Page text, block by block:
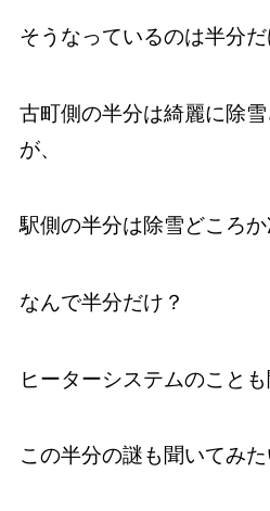
そうなっているのは半分だ
古町側の半分は綺麗に除
が、
駅側の半分は除雪どころか
なんで半分だけ？
ヒーターシステムのことも
この半分の謎も聞いてみた